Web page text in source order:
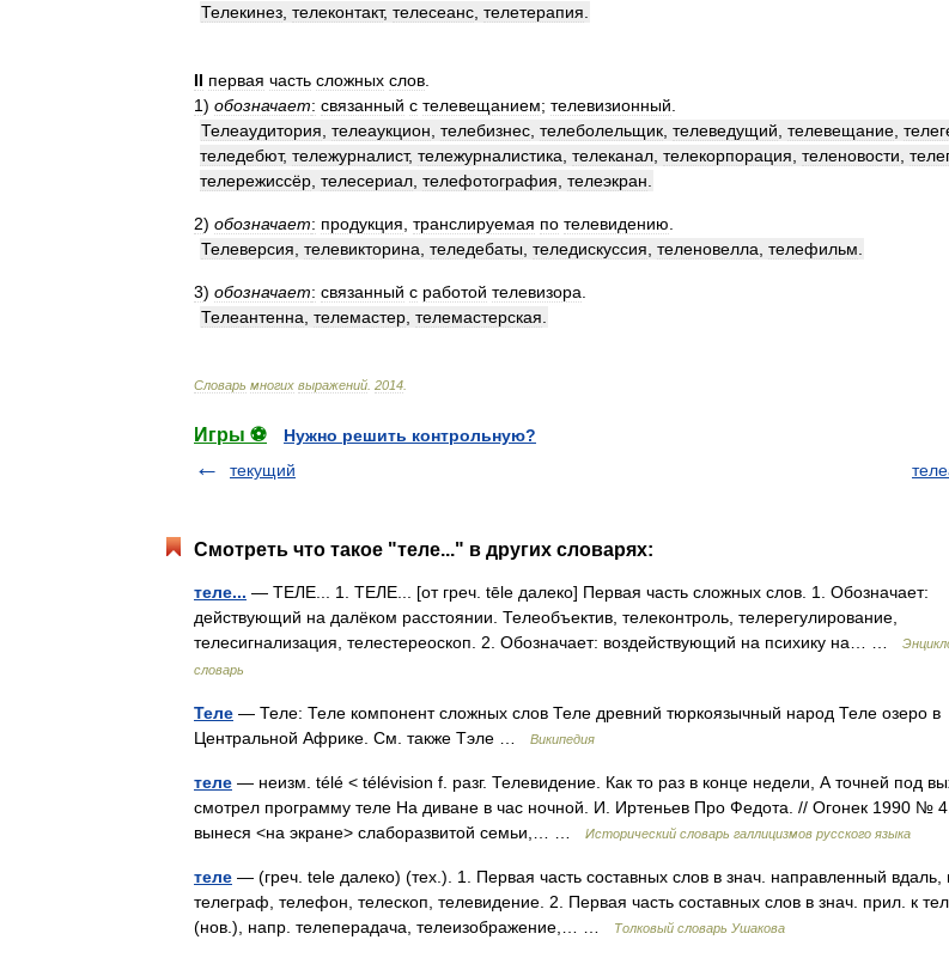
Телекинез телеконтакт, телесеанс телетерапия
II первая часть сложных слов
1) обозначает: связанный с телевещанием; телевизионный
Телеаудитория телеаукцион телебизнес телеболельщик телеведущий телевещание
теледебют, тележурналист, тележурналистика телеканал телекорпорация теленовости
телережиссёр телесериал телефотография телеэкран
2) обозначает: продукция транслируемая по телевидению
Телеверсия телевикторина теледебаты теледискуссия теленовелла телефильм
3) обозначает: связанный с работой телевизора
Телеантенна телемастер телемастерская
Словарь многих выражений 2014
Игры ⚽
Нужно решить контрольную?
текущий
Смотреть что такое "теле..." в других словарях:
теле... — ТЕЛЕ... 1. ТЕЛЕ... [от греч. tēle далеко] Первая часть сложных слов. 1. Обозначает:
действующий на далёком расстоянии. Телеобъектив, телеконтроль, телерегулирование,
телесигнализация, телестереоскоп. 2. Обозначает: воздействующий на психику на… …
словарь
Теле — Теле: Теле компонент сложных слов Теле древний тюркоязычный народ Теле озеро в
Центральной Африке. См. также Тэле …
Википедия
теле — неизм. télé < télévision f. разг. Телевидение. Как то раз в конце недели, А точней под
смотрел программу теле На диване в час ночной. И. Иртеньев Про Федота. // Огонек 1990 №
вынеся <на экране> слаборазвитой семьи,… …
Исторический словарь галлицизмов русского языка
теле — (греч. tele далеко) (тех.). 1. Первая часть составных слов в знач. направленный вдаль,
телеграф, телефон, телескоп, телевидение. 2. Первая часть составных слов в знач. прил. к
(нов.), напр. телеперадача, телеизображение,… …
Толковый словарь Ушакова